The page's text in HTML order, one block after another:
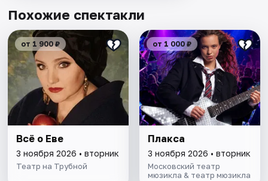
Похожие спектакли
от 1 900 ₽
Всё о Еве
3 ноября 2026 • вторник
Театр на Трубной
от 1 000 ₽
Плакса
3 ноября 2026 • вторник
Московский театр
мюзикла & театр мюзикла